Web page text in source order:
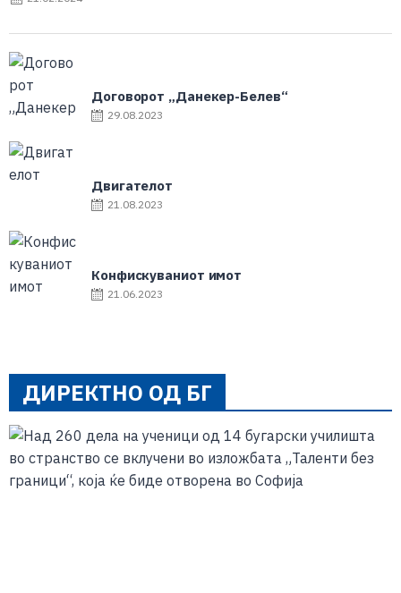
Договорот „Данекер-Белев“
29.08.2023
Двигателот
21.08.2023
Конфискуваниот имот
21.06.2023
ДИРЕКТНО ОД БГ